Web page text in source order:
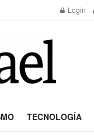
Login
TECNOLOGÍA